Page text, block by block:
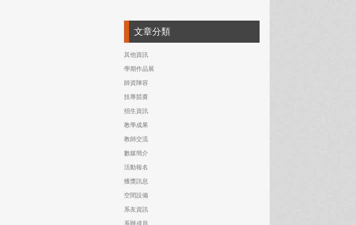
文章分類
其他資訊
學期作品展
師資陣容
技專競賽
招生資訊
教學成果
教師交流
數媒簡介
活動報名
獲獎訊息
空間設備
系友資訊
系辦成員